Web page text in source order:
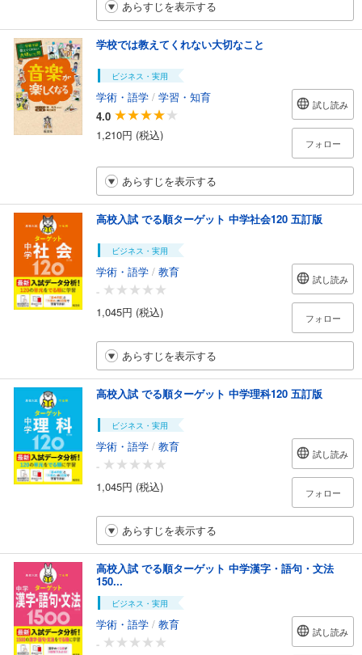
あらすじを表示する
学校では教えてくれない大切なこと
ビジネス・実用
学術・語学 / 学習・知育
4.0
1,210円 (税込)
試し読み
フォロー
あらすじを表示する
高校入試 でる順ターゲット 中学社会120 五訂版
ビジネス・実用
学術・語学 / 教育
-
1,045円 (税込)
試し読み
フォロー
あらすじを表示する
高校入試 でる順ターゲット 中学理科120 五訂版
ビジネス・実用
学術・語学 / 教育
-
1,045円 (税込)
試し読み
フォロー
あらすじを表示する
高校入試 でる順ターゲット 中学漢字・語句・文法
150...
ビジネス・実用
学術・語学 / 教育
-
試し読み